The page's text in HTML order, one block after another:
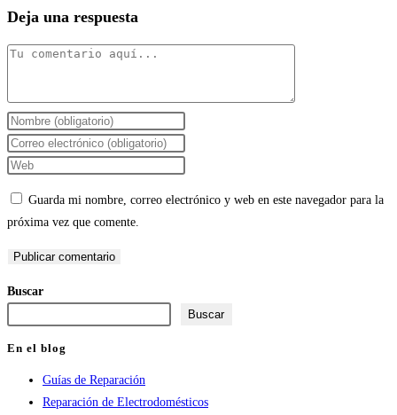
Deja una respuesta
Comentario
Introduce
tu
nombre
de
usuario
comentar
Introduce
tu
correo
electrónico
comentar
Introduce
de
tu
(opcional)
Guarda mi nombre, correo electrónico y web en este navegador para la
próxima vez que comente.
Buscar
Buscar
En el blog
Guías de Reparación
Reparación de Electrodomésticos